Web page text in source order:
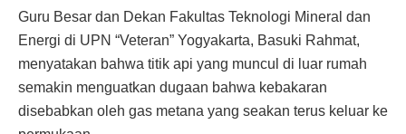
Guru Besar dan Dekan Fakultas Teknologi Mineral dan
Energi di UPN “Veteran” Yogyakarta, Basuki Rahmat,
menyatakan bahwa titik api yang muncul di luar rumah
semakin menguatkan dugaan bahwa kebakaran
disebabkan oleh gas metana yang seakan terus keluar ke